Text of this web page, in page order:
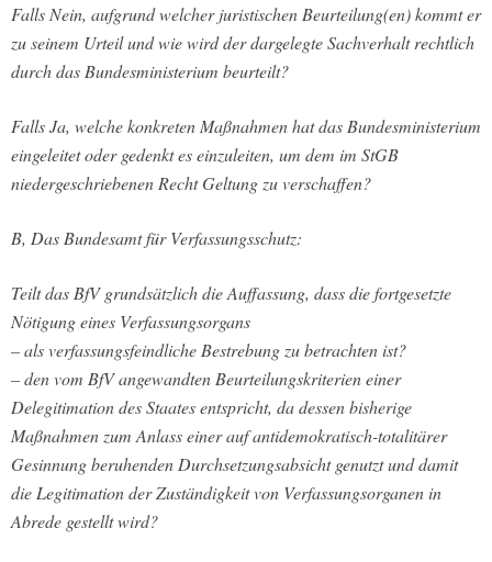
Falls Nein, aufgrund welcher juristischen Beurteilung(en) kommt er
zu seinem Urteil und wie wird der dargelegte Sachverhalt rechtlich
durch das Bundesministerium beurteilt?
Falls Ja, welche konkreten Maßnahmen hat das Bundesministerium
eingeleitet oder gedenkt es einzuleiten, um dem im StGB
niedergeschriebenen Recht Geltung zu verschaffen?
B, Das Bundesamt für Verfassungsschutz:
Teilt das BfV grundsätzlich die Auffassung, dass die fortgesetzte
Nötigung eines Verfassungsorgans
– als verfassungsfeindliche Bestrebung zu betrachten ist?
– den vom BfV angewandten Beurteilungskriterien einer
Delegitimation des Staates entspricht, da dessen bisherige
Maßnahmen zum Anlass einer auf antidemokratisch-totalitärer
Gesinnung beruhenden Durchsetzungsabsicht genutzt und damit
die Legitimation der Zuständigkeit von Verfassungsorganen in
Abrede gestellt wird?